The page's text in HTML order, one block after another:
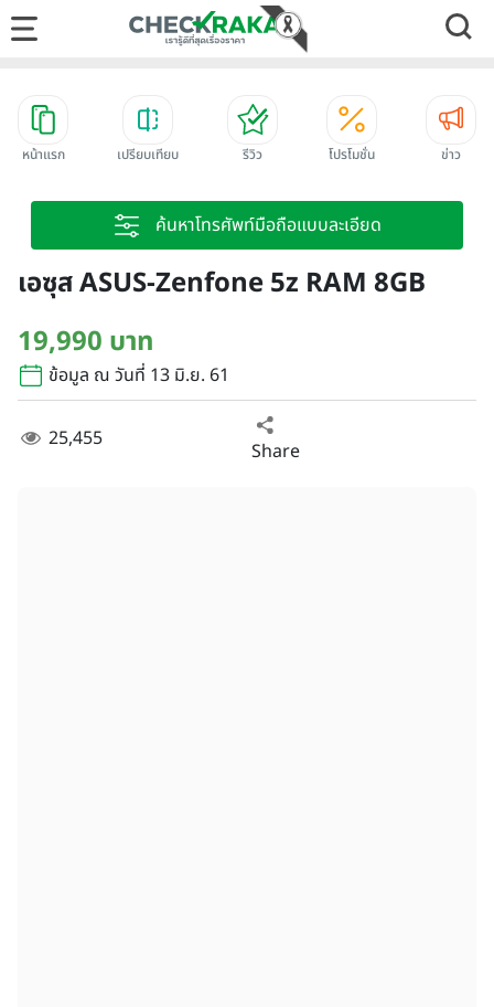
หน้าแรก เปรียบเทียบ รีวิว โปรโมชั่น ข่าว
ค้นหาโทรศัพท์มือถือแบบละเอียด
เอซุส ASUS-Zenfone 5z RAM 8GB
19,990 บาท
ข้อมูล ณ วันที่ 13 มิ.ย. 61
25,455 Share